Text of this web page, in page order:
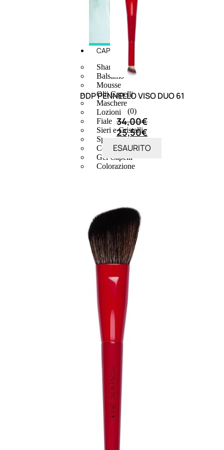
CAPELLI
Shampoo
Balsamo
Mousse
Olii Capelli
Maschere
Lozioni
Fiale
Sieri e Cristalli
Spray
Cera e Crema
Gel Capelli
Colorazione
Balsamo
Mousse
capelli
Maschere
Lozioni
Fiale
Sieri
DDP PENNELLO VISO DUO 61
(0)
34,00€
25,50€
ESAURITO